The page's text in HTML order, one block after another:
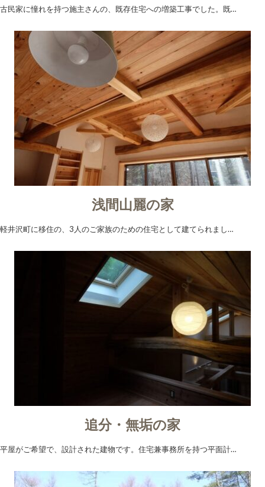
古民家に憧れを持つ施主さんの、既存住宅への増築工事でした。既…
浅間山麗の家
軽井沢町に移住の、3人のご家族のための住宅として建てられまし…
追分・無垢の家
平屋がご希望で、設計された建物です。住宅兼事務所を持つ平面計…